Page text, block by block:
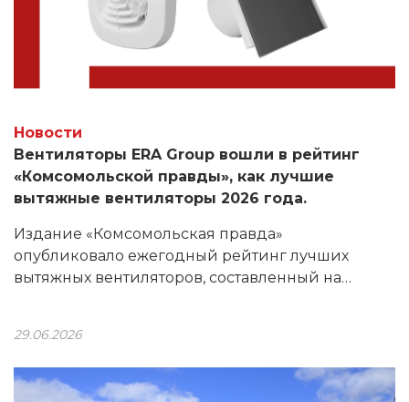
Новости
Вентиляторы ERA Group вошли в рейтинг
«Комсомольской правды», как лучшие
вытяжные вентиляторы 2026 года.
Издание «Комсомольская правда»
опубликовало ежегодный рейтинг лучших
вытяжных вентиляторов, составленный на
ERA Group: AIR 4С и AEON 4C.
29.06.2026